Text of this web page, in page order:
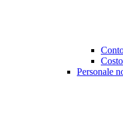
Personale